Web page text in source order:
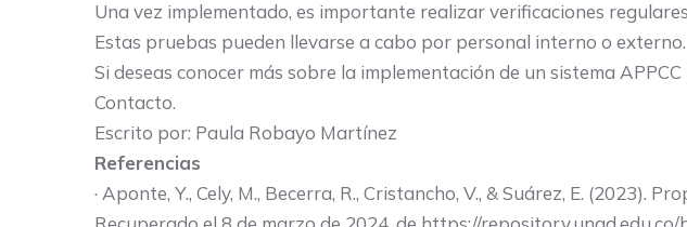
Una vez implementado, es importante realizar verificaciones
Estas pruebas pueden llevarse a cabo por personal interno o externo.
Si deseas conocer más sobre la implementación de un sistema
Contacto.
Escrito por: Paula Robayo Martínez
Referencias
· Aponte, Y., Cely, M., Becerra, R., Cristancho, V., & Suárez, E.